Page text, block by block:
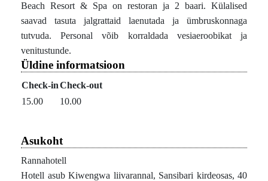
Beach Resort & Spa on restoran ja 2 baari. Külalised
saavad tasuta jalgrattaid laenutada ja ümbruskonnaga
tutvuda. Personal võib korraldada vesiaeroobikat ja
venitustunde.
Üldine informatsioon
Check-inCheck-out
15.00
10.00
Asukoht
Rannahotell
Hotell asub Kiwengwa liivarannal, Sansibari kirdeosas, 40